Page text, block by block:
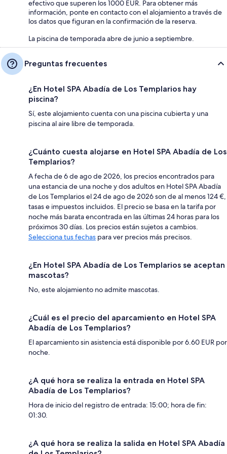
efectivo que superen los 1000 EUR. Para obtener más
información, ponte en contacto con el alojamiento a través de
los datos que figuran en la confirmación de la reserva.
La piscina de temporada abre de junio a septiembre.
Preguntas frecuentes
¿En Hotel SPA Abadía de Los Templarios hay
piscina?
Sí, este alojamiento cuenta con una piscina cubierta y una
piscina al aire libre de temporada.
¿Cuánto cuesta alojarse en Hotel SPA Abadía de Los
Templarios?
A fecha de 6 de ago de 2026, los precios encontrados para
una estancia de una noche y dos adultos en Hotel SPA Abadía
de Los Templarios el 24 de ago de 2026 son de al menos 124 €,
tasas e impuestos incluidos. El precio se basa en la tarifa por
noche más barata encontrada en las últimas 24 horas para los
próximos 30 días. Los precios están sujetos a cambios.
Selecciona tus fechas para ver precios más precisos.
¿En Hotel SPA Abadía de Los Templarios se aceptan
mascotas?
No, este alojamiento no admite mascotas.
¿Cuál es el precio del aparcamiento en Hotel SPA
Abadía de Los Templarios?
El aparcamiento sin asistencia está disponible por 6.60 EUR por
noche.
¿A qué hora se realiza la entrada en Hotel SPA
Abadía de Los Templarios?
Hora de inicio del registro de entrada: 15:00; hora de fin:
01:30.
¿A qué hora se realiza la salida en Hotel SPA Abadía